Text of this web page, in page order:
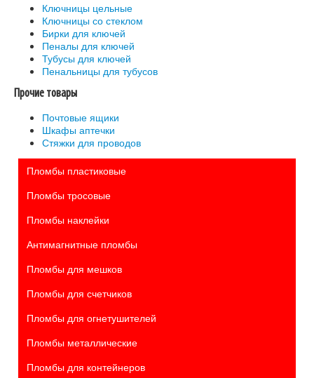
Ключницы цельные
Ключницы со стеклом
Бирки для ключей
Пеналы для ключей
Тубусы для ключей
Пенальницы для тубусов
Прочие товары
Почтовые ящики
Шкафы аптечки
Стяжки для проводов
Пломбы пластиковые
Пломбы тросовые
Пломбы наклейки
Антимагнитные пломбы
Пломбы для мешков
Пломбы для счетчиков
Пломбы для огнетушителей
Пломбы металлические
Пломбы для контейнеров